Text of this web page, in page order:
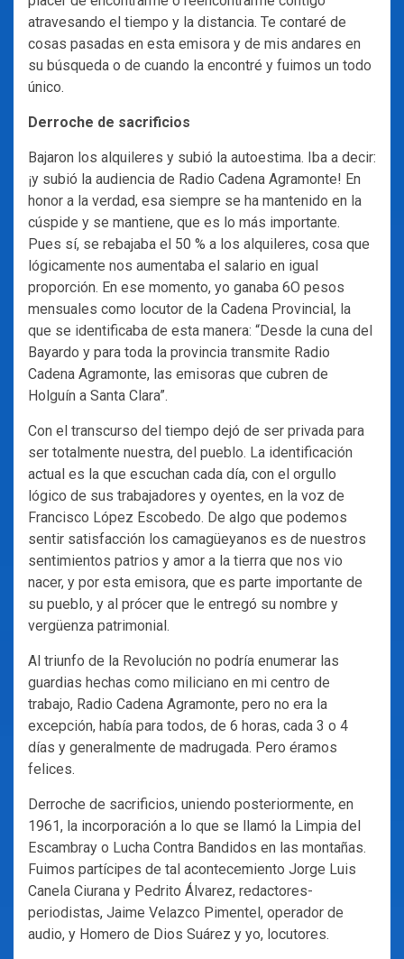
atravesando el tiempo y la distancia. Te contaré de
cosas pasadas en esta emisora y de mis andares en
su búsqueda o de cuando la encontré y fuimos un todo
único.
Derroche de sacrificios
Bajaron los alquileres y subió la autoestima. Iba a decir:
¡y subió la audiencia de Radio Cadena Agramonte! En
honor a la verdad, esa siempre se ha mantenido en la
cúspide y se mantiene, que es lo más importante.
Pues sí, se rebajaba el 50 % a los alquileres, cosa que
lógicamente nos aumentaba el salario en igual
proporción. En ese momento, yo ganaba 6O pesos
mensuales como locutor de la Cadena Provincial, la
que se identificaba de esta manera: “Desde la cuna del
Bayardo y para toda la provincia transmite Radio
Cadena Agramonte, las emisoras que cubren de
Holguín a Santa Clara”.
Con el transcurso del tiempo dejó de ser privada para
ser totalmente nuestra, del pueblo. La identificación
actual es la que escuchan cada día, con el orgullo
lógico de sus trabajadores y oyentes, en la voz de
Francisco López Escobedo. De algo que podemos
sentir satisfacción los camagüeyanos es de nuestros
sentimientos patrios y amor a la tierra que nos vio
nacer, y por esta emisora, que es parte importante de
su pueblo, y al prócer que le entregó su nombre y
vergüenza patrimonial.
Al triunfo de la Revolución no podría enumerar las
guardias hechas como miliciano en mi centro de
trabajo, Radio Cadena Agramonte, pero no era la
excepción, había para todos, de 6 horas, cada 3 o 4
días y generalmente de madrugada. Pero éramos
felices.
Derroche de sacrificios, uniendo posteriormente, en
1961, la incorporación a lo que se llamó la Limpia del
Escambray o Lucha Contra Bandidos en las montañas.
Fuimos partícipes de tal acontecemiento Jorge Luis
Canela Ciurana y Pedrito Álvarez, redactores-
periodistas, Jaime Velazco Pimentel, operador de
audio, y Homero de Dios Suárez y yo, locutores.